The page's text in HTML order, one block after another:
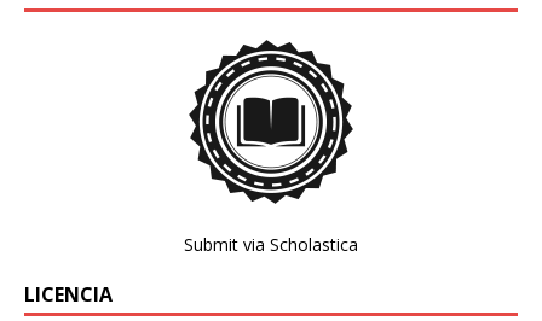
Submit via Scholastica
LICENCIA